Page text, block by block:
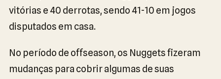
vitórias e 40 derrotas, sendo 41-10 em jogos
disputados em casa.
No período de offseason, os Nuggets fizeram
mudanças para cobrir algumas de suas